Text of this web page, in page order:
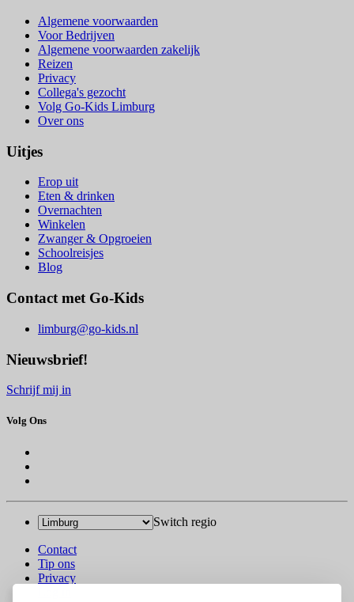
Algemene voorwaarden
Voor Bedrijven
Algemene voorwaarden zakelijk
Reizen
Privacy
Collega's gezocht
Volg Go-Kids Limburg
Over ons
Uitjes
Erop uit
Eten & drinken
Overnachten
Winkelen
Zwanger & Opgroeien
Schoolreisjes
Blog
Contact met Go-Kids
limburg@go-kids.nl
Nieuwsbrief!
Schrijf mij in
Volg Ons
Switch regio
Contact
Tip ons
Privacy